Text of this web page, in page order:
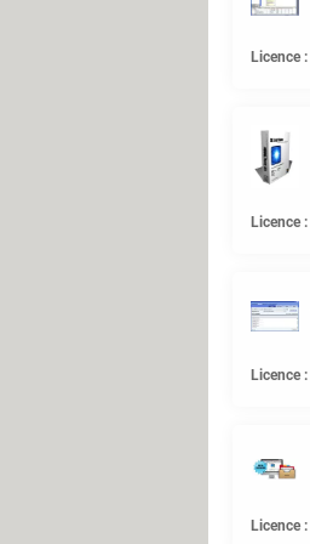
Licence :
Licence :
Licence :
Licence :